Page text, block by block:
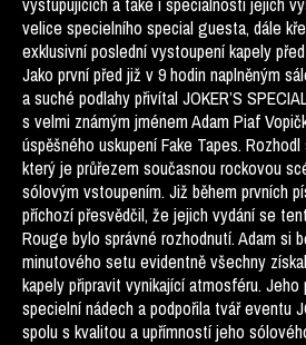
velice specielního special guesta, dále
exklusivní poslední vystoupení kapely
Jako první před již v 9 hodin naplněným
a suché podlahy přivítal JOKER’S
s velmi známým jménem Adam Piaf
úspěšného uskupení Fake Tapes.
který je průřezem současnou rockovou
sólovým vstoupením. Již během prvních
příchozí přesvědčil, že jejich vydání se
Rouge bylo správné rozhodnutí. Adam si
minutového setu evidentně všechny
kapely připravit vynikající atmosféru.
specielní nádech a podpořila tvář eventu
spolu s kvalitou a upřímností jeho